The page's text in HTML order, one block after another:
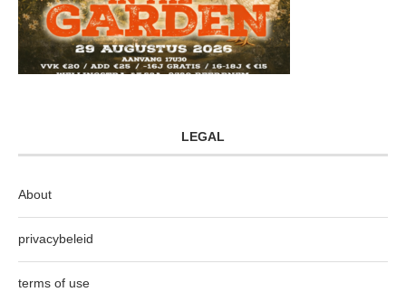
LEGAL
About
privacybeleid
terms of use